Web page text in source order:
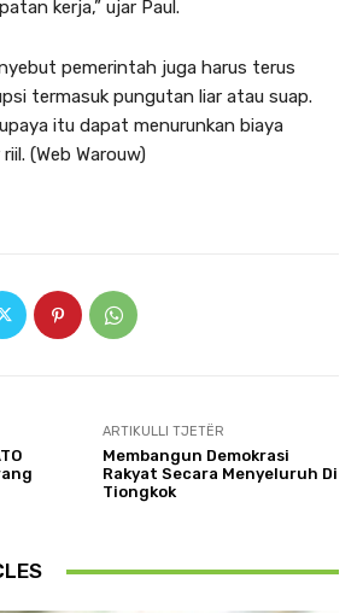
kerja,” ujar Paul.
pemerintah juga harus terus
termasuk pungutan liar atau suap.
itu dapat menurunkan biaya
(Web Warouw)
ARTIKULLI TJETËR
Membangun Demokrasi
Rakyat Secara Menyeluruh Di
Tiongkok